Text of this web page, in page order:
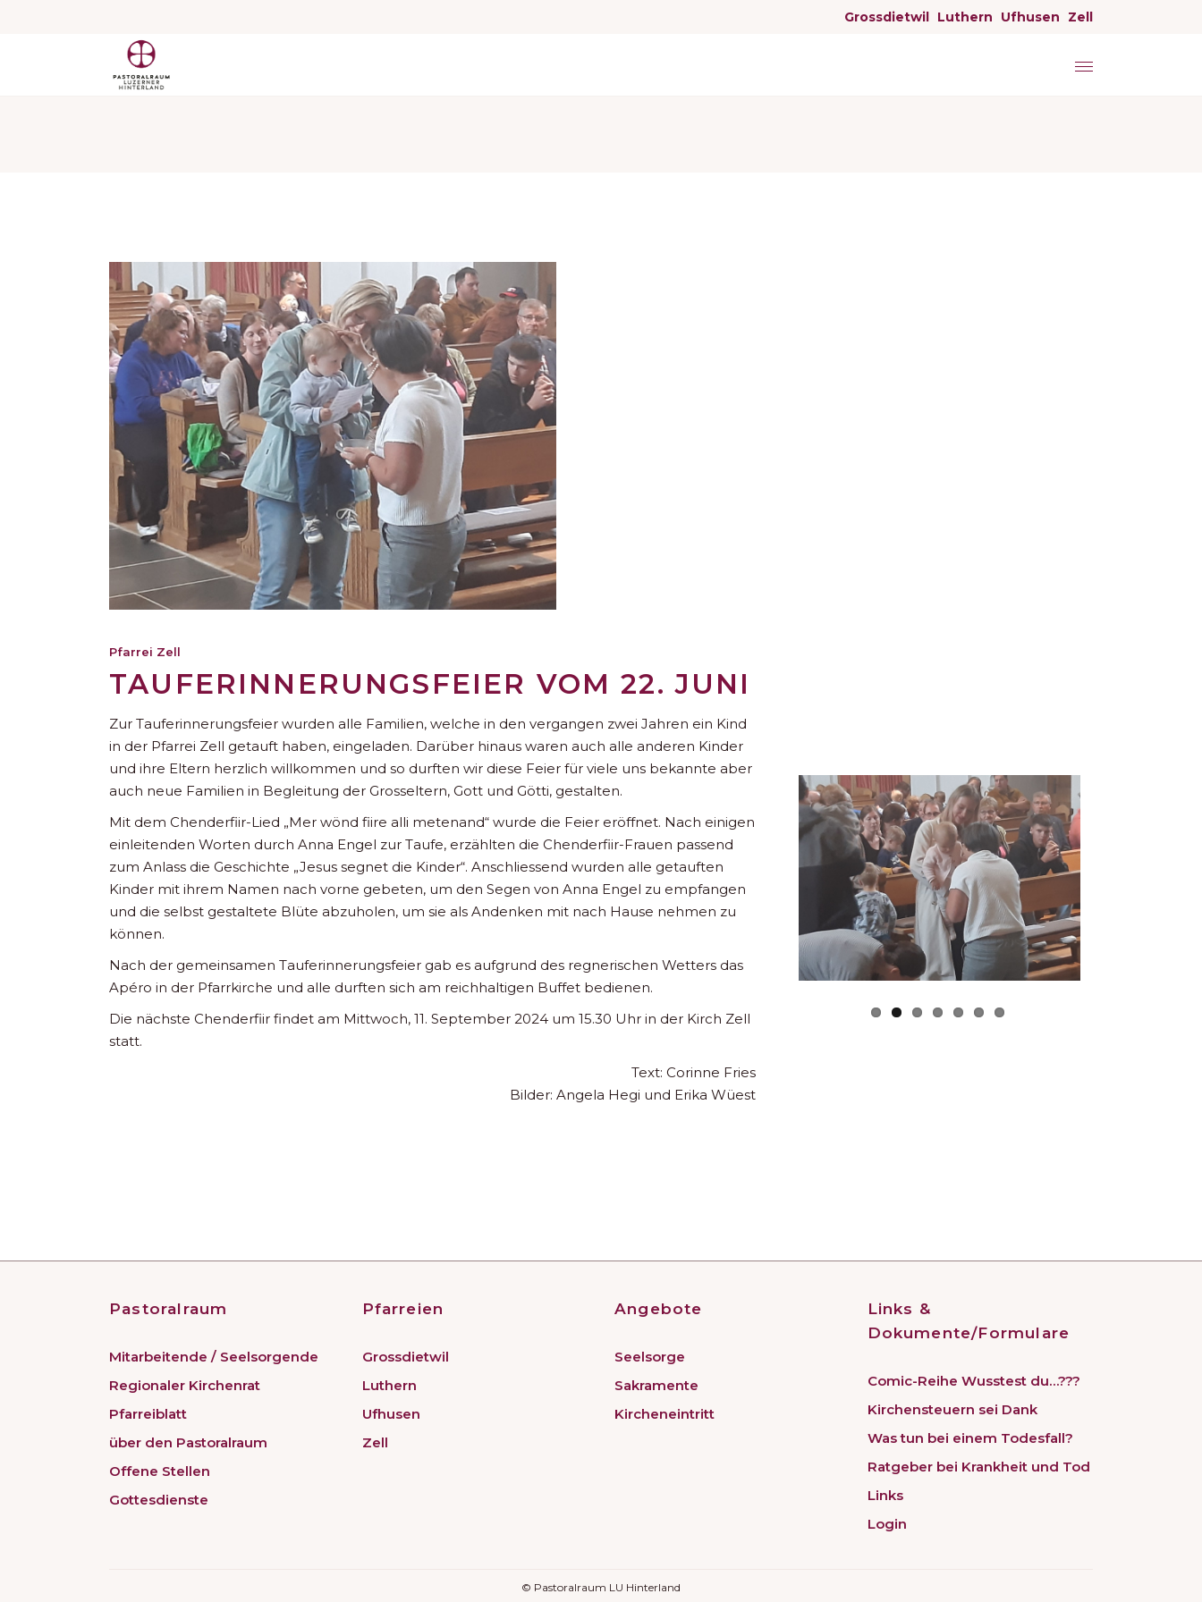
Grossdietwil Luthern Ufhusen Zell
Pfarrei Zell
TAUFERINNERUNGSFEIER VOM 22. JUNI
Zur Tauferinnerungsfeier wurden alle Familien, welche in den vergangen zwei Jahren ein Kind
in der Pfarrei Zell getauft haben, eingeladen. Darüber hinaus waren auch alle anderen Kinder
und ihre Eltern herzlich willkommen und so durften wir diese Feier für viele uns bekannte aber
auch neue Familien in Begleitung der Grosseltern, Gott und Götti, gestalten.
Mit dem Chenderfiir-Lied „Mer wönd fiire alli metenand“ wurde die Feier eröffnet. Nach einigen
einleitenden Worten durch Anna Engel zur Taufe, erzählten die Chenderfiir-Frauen passend
zum Anlass die Geschichte „Jesus segnet die Kinder“. Anschliessend wurden alle getauften
Kinder mit ihrem Namen nach vorne gebeten, um den Segen von Anna Engel zu empfangen
und die selbst gestaltete Blüte abzuholen, um sie als Andenken mit nach Hause nehmen zu
können.
Nach der gemeinsamen Tauferinnerungsfeier gab es aufgrund des regnerischen Wetters das
Apéro in der Pfarrkirche und alle durften sich am reichhaltigen Buffet bedienen.
Die nächste Chenderfiir findet am Mittwoch, 11. September 2024 um 15.30 Uhr in der Kirch Zell
statt.
Text: Corinne Fries
Bilder: Angela Hegi und Erika Wüest
Pastoralraum
Mitarbeitende / Seelsorgende
Regionaler Kirchenrat
Pfarreiblatt
über den Pastoralraum
Offene Stellen
Gottesdienste
Pfarreien
Grossdietwil
Luthern
Ufhusen
Zell
Angebote
Seelsorge
Sakramente
Kircheneintritt
Links &
Dokumente/Formulare
Comic-Reihe Wusstest du…???
Kirchensteuern sei Dank
Was tun bei einem Todesfall?
Ratgeber bei Krankheit und Tod
Links
Login
© Pastoralraum LU Hinterland